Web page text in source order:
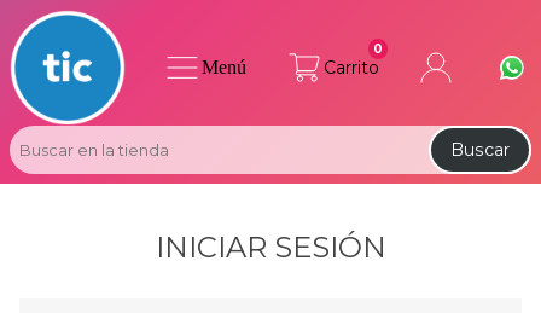
Carrito
0
Buscar
Menú
INICIAR SESIÓN